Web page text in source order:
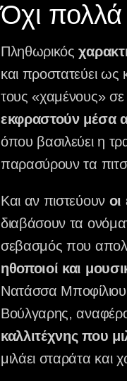
Όχι
Πληθωρικός
και προστατεύει
τους «χαμένους»
εκφραστούν μέσα
όπου βασιλεύει η
παρασύρουν τα
Και αν πιστεύουνοι
διαβάσουν τα
σεβασμός που
ηθοποιοί και
Νατάσσα
Βούλγαρης,
καλλιτέχνης που
μιλάει σταράτα και